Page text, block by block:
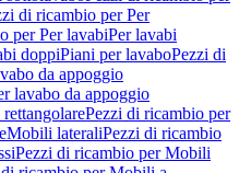
di ricambio per Per
per Per lavabiPer lavabi
doppiPiani per lavaboPezzi di
da appoggio
lavabo da appoggio
Pezzi di ricambio per
Mobili lateraliPezzi di ricambio
Pezzi di ricambio per Mobili